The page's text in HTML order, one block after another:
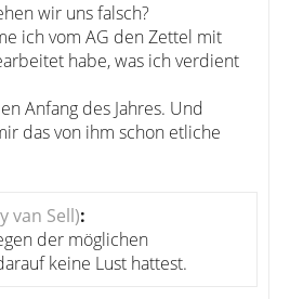
wir uns falsch?
ich vom AG den Zettel mit
habe, was ich verdient
Anfang des Jahres. Und
das von ihm schon etliche
van Sell):
der möglichen
keine Lust hattest.